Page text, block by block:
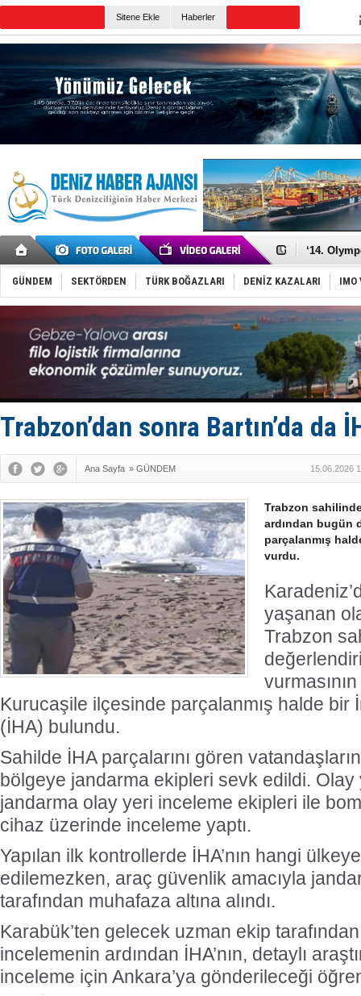
Sitene Ekle Haberler
Denizcilik
‘14.
Taksi
TÜRKLİM
SOCAR da
D-Marin,
Van’da
ASEAN
TAYK -
GÜNDEM SEKTÖRDEN TÜRK BOĞAZLARI DENİZ KAZALARI IMO
Trabzon’dan sonra Bartın’da da
Ana Sayfa » GÜNDEM 15.06.2026
Trabzon
ardından bugün
parçalanmış
vurdu.
yaşanan
Trabzon
vurmasının
Kurucaşile ilçesinde parçalanmış halde bir
(İHA) bulundu.
Sahilde İHA parçalarını gören
bölgeye jandarma ekipleri sevk edildi. Olay
jandarma olay yeri inceleme ekipleri ile
cihaz üzerinde inceleme yaptı.
Yapılan ilk kontrollerde İHA’nın hangi
edilemezken, araç güvenlik amacıyla
tarafından muhafaza altına alındı.
Karabük’ten gelecek uzman ekip
incelemenin ardından İHA’nın, detaylı
inceleme için Ankara’ya gönderileceği